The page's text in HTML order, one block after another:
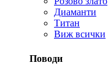
Диаманти
Титан
Виж всички
Поводи